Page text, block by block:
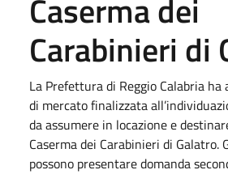
Caserma dei
Carabinieri di
La Prefettura di Reggio Calabria ha
di mercato finalizzata
da assumere in locazione e
Caserma dei Carabinieri di Galatro.
possono presentare domanda